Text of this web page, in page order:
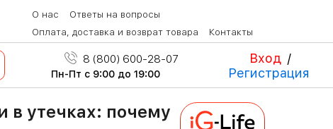
О нас
Ответы на вопросы
Оплата, доставка и возврат товара
Контакты
8 (800) 600-28-07
Пн-Пт с 9:00 до 19:00
Вход /
Регистрация
в утечках: почему